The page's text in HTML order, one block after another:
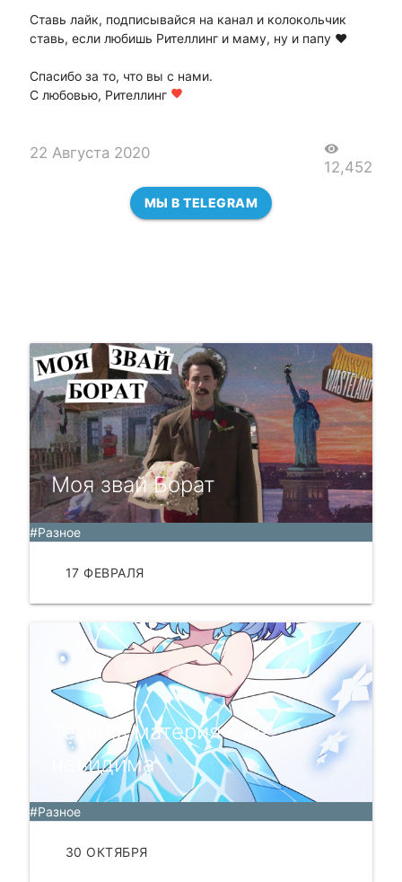
Ставь лайк, подписывайся на канал и колокольчик
ставь, если любишь Рителлинг и маму, ну и папу ❤
Спасибо за то, что вы с нами.
С любовью, Рителлинг favorite
22 Августа 2020 visibility
12,452
МЫ В TELEGRAM
Моя звай Борат
#Разное
17 ФЕВРАЛЯ
Тёмная материя - не
невидима
#Разное
30 ОКТЯБРЯ